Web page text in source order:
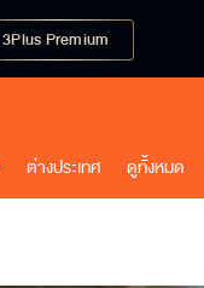
3Plus Premium
ต่างประเทศ ดูทั้งหมด